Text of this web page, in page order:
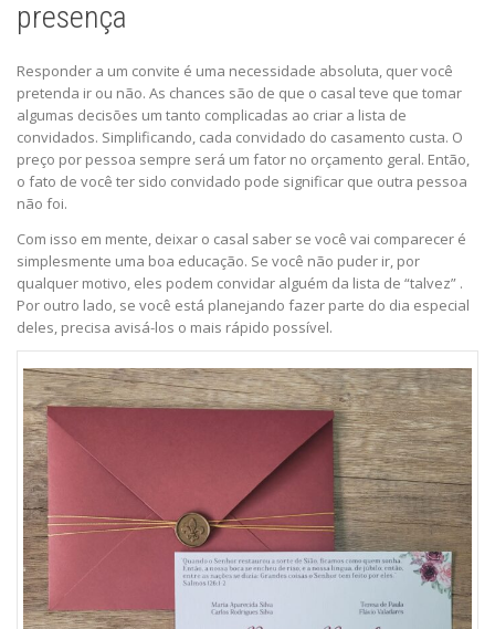
presença
Responder a um convite é uma necessidade absoluta, quer você
pretenda ir ou não. As chances são de que o casal teve que tomar
algumas decisões um tanto complicadas ao criar a lista de
convidados. Simplificando, cada convidado do casamento custa. O
preço por pessoa sempre será um fator no orçamento geral. Então,
o fato de você ter sido convidado pode significar que outra pessoa
não foi.
Com isso em mente, deixar o casal saber se você vai comparecer é
simplesmente uma boa educação. Se você não puder ir, por
qualquer motivo, eles podem convidar alguém da lista de “talvez” .
Por outro lado, se você está planejando fazer parte do dia especial
deles, precisa avisá-los o mais rápido possível.